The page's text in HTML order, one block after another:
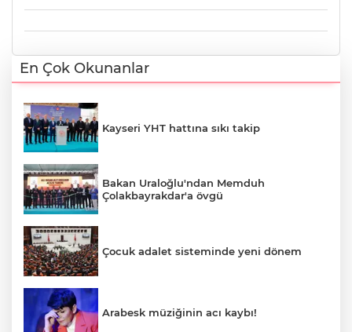
En Çok Okunanlar
Kayseri YHT hattına sıkı takip
Bakan Uraloğlu'ndan Memduh
Çolakbayrakdar'a övgü
Çocuk adalet sisteminde yeni dönem
Arabesk müziğinin acı kaybı!